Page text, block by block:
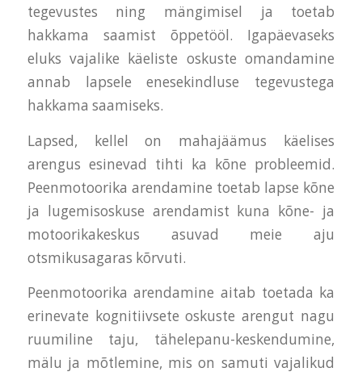
tegevustes ning mängimisel ja toetab
hakkama saamist õppetööl. Igapäevaseks
eluks vajalike käeliste oskuste omandamine
annab lapsele enesekindluse tegevustega
hakkama saamiseks.
Lapsed, kellel on mahajäämus käelises
arengus esinevad tihti ka kõne probleemid.
Peenmotoorika arendamine toetab lapse kõne
ja lugemisoskuse arendamist kuna kõne- ja
motoorikakeskus asuvad meie aju
otsmikusagaras kõrvuti.
Peenmotoorika arendamine aitab toetada ka
erinevate kognitiivsete oskuste arengut nagu
ruumiline taju, tähelepanu-keskendumine,
mälu ja mõtlemine, mis on samuti vajalikud